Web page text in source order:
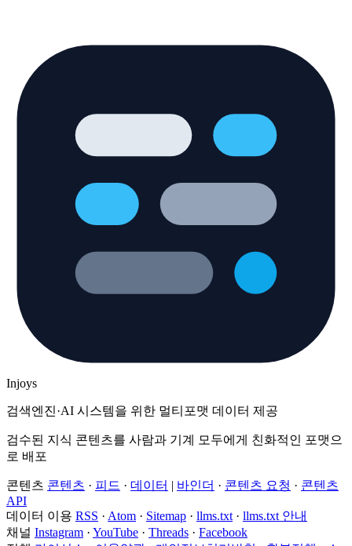
Injoys
검색엔진·AI 시스템을 위한 멀티포맷 데이터 제공
검수된 지식 콘텐츠를 사람과 기계 모두에게 친화적인 포맷으
로 배포
콘텐츠 콘텐츠 · 피드 · 데이터 | 바인더 · 콘텐츠 요청 · 콘텐츠
API
데이터 이용 RSS · Atom · Sitemap · llms.txt · llms.txt 안내
채널 Instagram · YouTube · Threads · Facebook